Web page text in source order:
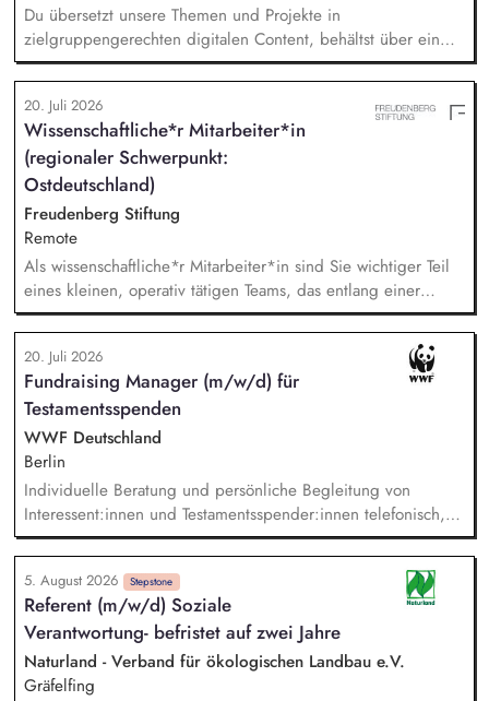
Du übersetzt unsere Themen und Projekte in
zielgruppengerechten digitalen Content, behältst über ein
systematisches Performance-Tracking den Erfolg unserer
Seiten und Mailings im Blick und berätst das Team als
strategische*r Sparringspartner*in für digitale Trends,
Plattformfragen und den Einsatz von KI. Du übernimmst die
technische und operative Betreuung unserer gesamten
Webseiten-Landschaft und verantwortest die strategische
Weiterentwicklung von HubSpot.
20. Juli 2026
Wissenschaftliche*r Mitarbeiter*in
(regionaler Schwerpunkt:
Ostdeutschland)
Freudenberg Stiftung
Remote
Als wissenschaftliche*r Mitarbeiter*in sind Sie wichtiger Teil
eines kleinen, operativ tätigen Teams, das entlang einer
klaren Programmatik langfristig soziale Innovation
implementiert. Sie unterstützen die Geschäftsführung bei der
Umsetzung der Stiftungsprogrammatik und entwickeln dabei
die Internationalisierungsstrategie der Stiftung weiter. Sie
übersetzen wissenschaftliche Erkenntnisse in
alltagsangebundene Handlungsansätze entlang unserer
Stiftungsprogrammatik.
20. Juli 2026
Fundraising Manager (m/w/d) für
Testamentsspenden
WWF Deutschland
Berlin
Individuelle Beratung und persönliche Begleitung von
Interessent:innen und Testamentsspender:innen telefonisch,
per E-Mail sowie bei persönlichen Gesprächen. Strategische
Weiterentwicklung des Erbschaftsfundraisings und der Donor
Journeys – von der Lead-Akquise über Stewardship bis hin
zur individuellen Förder:innen-Kommunikation. Systematische
Planung, Steuerung und Umsetzung von Werbemaßnahmen,
Nachlass-Mailings oder Telefonie-Aktionen sowie die
Durchführung von analogen und digitalen Veranstaltungen.
5. August 2026 Stepstone
Referent (m/w/d) Soziale
Verantwortung- befristet auf zwei Jahre
Naturland - Verband für ökologischen Landbau e.V.
Gräfelfing